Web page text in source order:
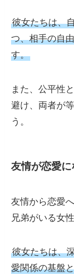
彼女たちは、
つ、相手の自
す。
また、公平性
避け、両者が
う。
友情が恋愛
友情から恋愛
兄弟がいる女
彼女たちは、
愛関係の基盤